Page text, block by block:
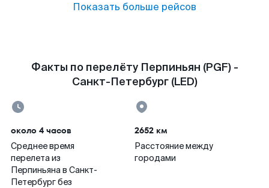
Показать больше рейсов
Факты по перелёту Перпиньян (PGF) -
Санкт-Петербург (LED)
около 4 часов
Среднее время
перелета из
Перпиньяна в Санкт-
Петербург без
2652 км
Расстояние между
городами